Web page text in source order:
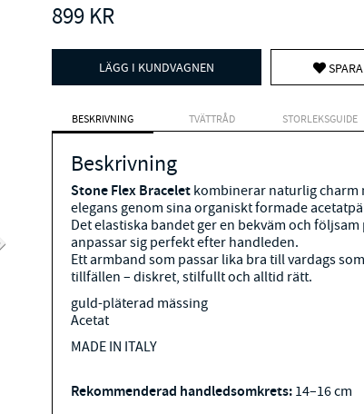
899KR
LÄGG I KUNDVAGNEN
BESKRIVNING TVÄTTRÅD STORLEKSGUIDE
Beskrivning
Stone Flex Braceletkombinerar naturlig charm
elegans genom sina organiskt formade
Det elastiska bandet ger en bekväm och
anpassar sig perfekt efter handleden.
Ett armband som passar lika bra till vardags
tillfällen – diskret, stilfullt och alltid rätt.
guld-pläterad mässing
Acetat
MADE IN ITALY
Rekommenderad handledsomkrets:14–16 cm